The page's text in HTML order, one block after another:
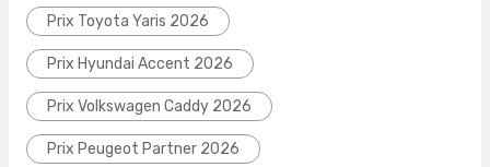
Prix Toyota Yaris 2026
Prix Hyundai Accent 2026
Prix Volkswagen Caddy 2026
Prix Peugeot Partner 2026